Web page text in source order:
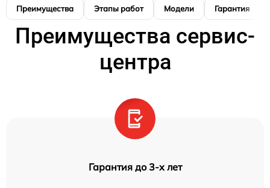
Преимущества Этапы работ Модели Гарантия
Преимущества сервис-
центра
Гарантия до 3-х лет